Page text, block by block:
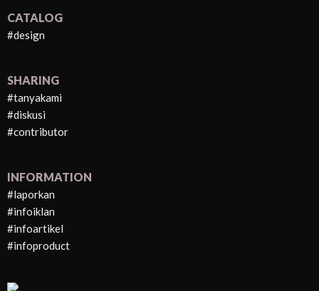
CATALOG
#design
SHARING
#tanyakami
#diskusi
#contributor
INFORMATION
#laporkan
#infoiklan
#infoartikel
#infoproduct